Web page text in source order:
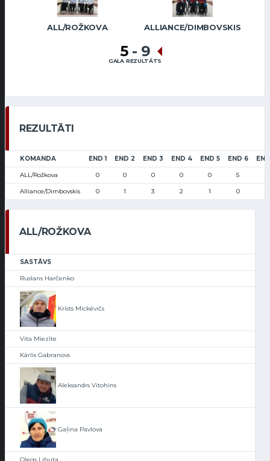
ALL/ROŽKOVA ALLIANCE/DIMBOVSKIS
5 - 9
GALA REZULTĀTS
REZULTĀTI
KOMANDA END 1 END 2 END 3 END 4 END 5 END 6
ALL/Rožkova 0 0 0 0 0 5
Alliance/Dimbovskis 0 1 3 2 1 0
ALL/ROŽKOVA
SASTĀVS
Ruslans Harčenko
Krists Mickēvičs
Vita Miezīte
Kārlis Gabranovs
Aleksandrs Vitohins
Gaļina Pavlova